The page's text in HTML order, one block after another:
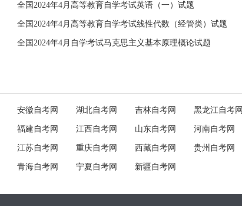
全国2024年4月高等教育自学考试英语（一）试题
全国2024年4月高等教育自学考试线性代数（经管类）试题
全国2024年4月自学考试马克思主义基本原理概论试题
安徽自考网 湖北自考网 吉林自考网 黑龙江自考网
福建自考网 江西自考网 山东自考网 河南自考网
江苏自考网 重庆自考网 西藏自考网 贵州自考网
青海自考网 宁夏自考网 新疆自考网